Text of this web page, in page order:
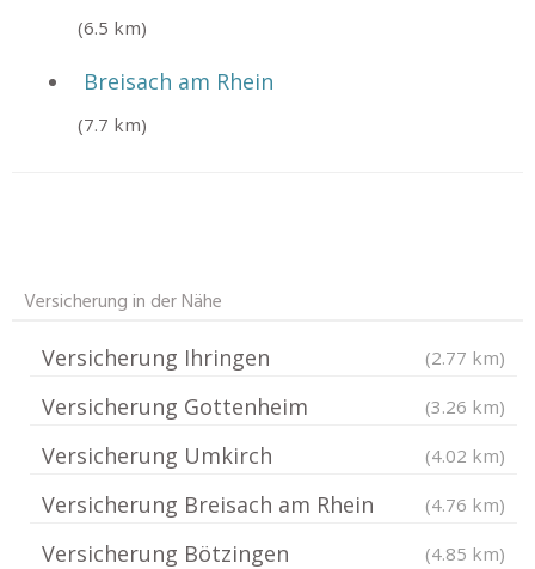
(6.5 km)
Breisach am Rhein
(7.7 km)
Versicherung in der Nähe
Versicherung Ihringen (2.77 km)
Versicherung Gottenheim (3.26 km)
Versicherung Umkirch (4.02 km)
Versicherung Breisach am Rhein (4.76 km)
Versicherung Bötzingen (4.85 km)